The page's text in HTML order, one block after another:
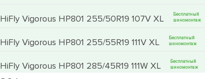
HiFly Vigorous HP801 255/50R19 107V XL
Бесплатный
шиномонтаж
HiFly Vigorous HP801 255/55R19 111V XL
Бесплатный
шиномонтаж
HiFly Vigorous HP801 285/45R19 111W XL
Бесплатный
шиномонтаж